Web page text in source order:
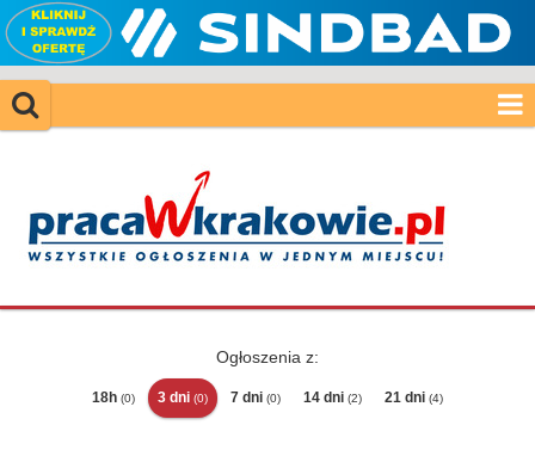
Ogłoszenia z:
18h (0) 3 dni (0) 7 dni (0) 14 dni (2) 21 dni (4)